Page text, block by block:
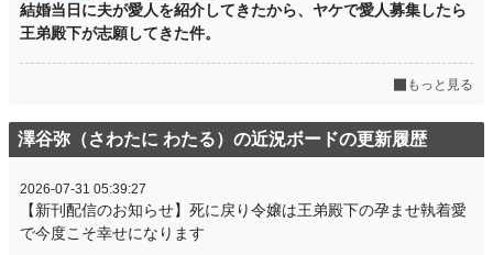
結婚当日に夫が愛人を紹介してきたから、ヤケで愛人募集したら
王弟殿下が志願してきた件。
もっと見る
澤谷弥（さわたに わたる）の近況ボードの更新履歴
2026-07-31 05:39:27
【新刊配信のお知らせ】死に戻り令嬢は王弟殿下の孕ませ執着愛
で今度こそ幸せになります